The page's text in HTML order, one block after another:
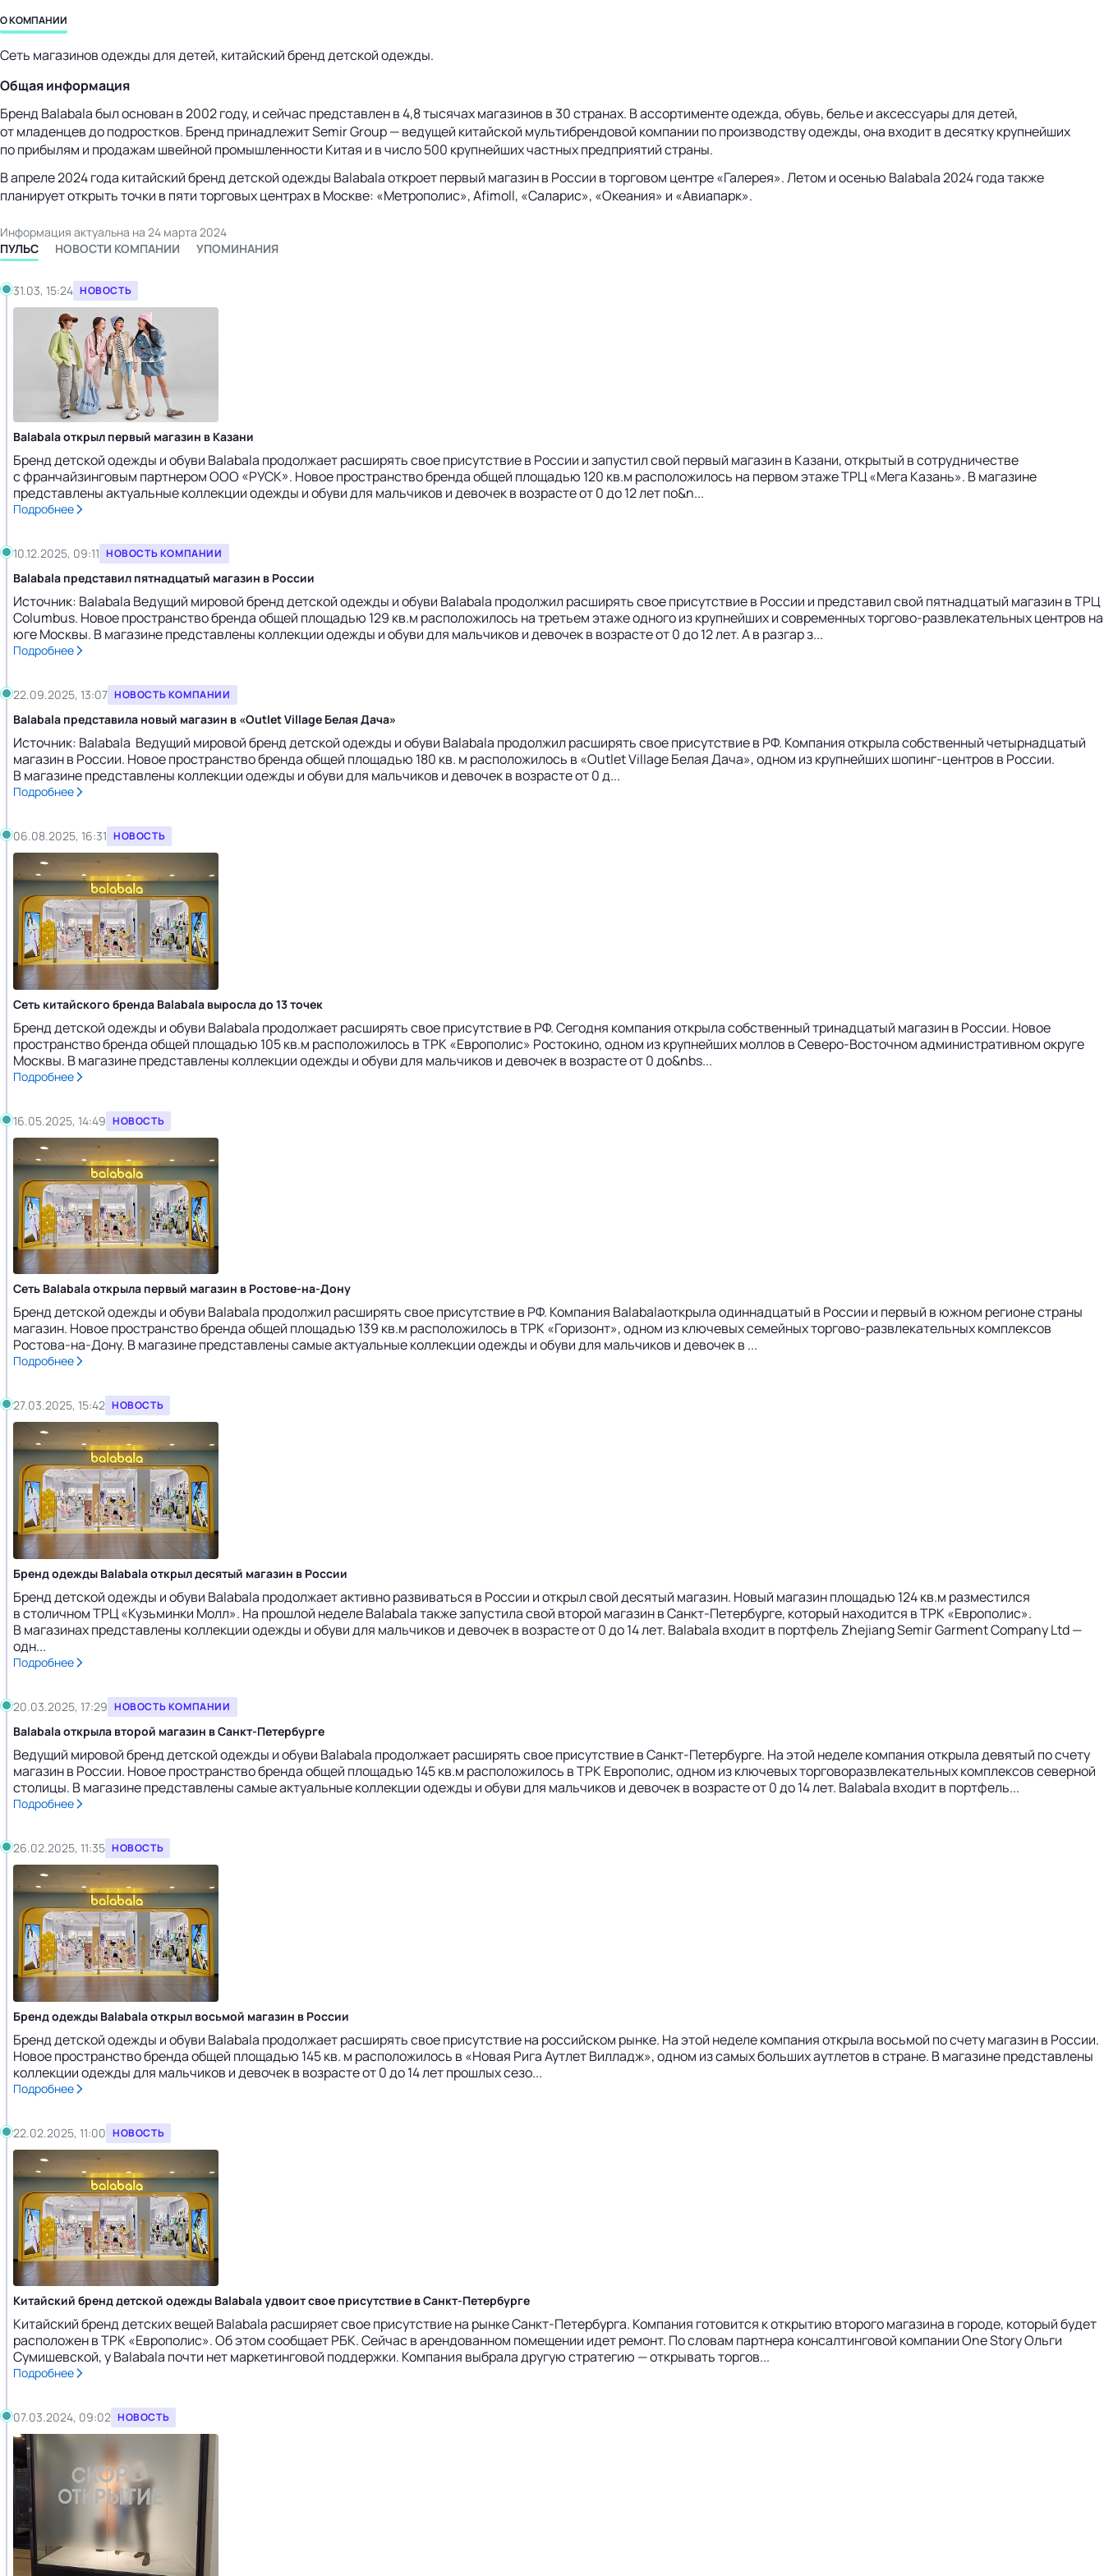
бизнес-центр
О КОМПАНИИ
Сеть магазинов одежды для детей, китайский бренд детской одежды.
Общая информация
Бренд Balabala был основан в 2002 году, и сейчас представлен в 4,8 тысячах магазинов в 30 странах. В ассортименте одежда, обувь, белье и аксессуары для детей,
от младенцев до подростков. Бренд принадлежит Semir Group — ведущей китайской мультибрендовой компании по производству одежды, она входит в десятку крупнейших
по прибылям и продажам швейной промышленности Китая и в число 500 крупнейших частных предприятий страны.
В апреле 2024 года китайский бренд детской одежды Balabala откроет первый магазин в России в торговом центре «Галерея». Летом и осенью Balabala 2024 года также
планирует открыть точки в пяти торговых центрах в Москве: «Метрополис», Afimoll, «Саларис», «Океания» и «Авиапарк».
Информация актуальна на 24 марта 2024
ПУЛЬС
НОВОСТИ КОМПАНИИ УПОМИНАНИЯ
31.03, 15:24 НОВОСТЬ
Balabala открыл первый магазин в Казани
Бренд детской одежды и обуви Balabala продолжает расширять свое присутствие в России и запустил свой первый магазин в Казани, открытый в сотрудничестве
с франчайзинговым партнером ООО «РУСК». Новое пространство бренда общей площадью 120 кв.м расположилось на первом этаже ТРЦ «Мега Казань». В магазине
представлены актуальные коллекции одежды и обуви для мальчиков и девочек в возрасте от 0 до 12 лет по&n...
Подробнее
10.12.2025, 09:11 НОВОСТЬ КОМПАНИИ
Balabala представил пятнадцатый магазин в России
Источник: Balabala Ведущий мировой бренд детской одежды и обуви Balabala продолжил расширять свое присутствие в России и представил свой пятнадцатый магазин в ТРЦ
Columbus. Новое пространство бренда общей площадью 129 кв.м расположилось на третьем этаже одного из крупнейших и современных торгово-развлекательных центров на
юге Москвы. В магазине представлены коллекции одежды и обуви для мальчиков и девочек в возрасте от 0 до 12 лет. А в разгар з...
Подробнее
22.09.2025, 13:07 НОВОСТЬ КОМПАНИИ
Balabala представила новый магазин в «Outlet Village Белая Дача»
Источник: Balabala Ведущий мировой бренд детской одежды и обуви Balabala продолжил расширять свое присутствие в РФ. Компания открыла собственный четырнадцатый
магазин в России. Новое пространство бренда общей площадью 180 кв. м расположилось в «Outlet Village Белая Дача», одном из крупнейших шопинг-центров в России.
В магазине представлены коллекции одежды и обуви для мальчиков и девочек в возрасте от 0 д...
Подробнее
06.08.2025, 16:31 НОВОСТЬ
Сеть китайского бренда Balabala выросла до 13 точек
Бренд детской одежды и обуви Balabala продолжает расширять свое присутствие в РФ. Сегодня компания открыла собственный тринадцатый магазин в России. Новое
пространство бренда общей площадью 105 кв.м расположилось в ТРК «Европолис» Ростокино, одном из крупнейших моллов в Северо-Восточном административном округе
Москвы. В магазине представлены коллекции одежды и обуви для мальчиков и девочек в возрасте от 0 до&nbs...
Подробнее
16.05.2025, 14:49 НОВОСТЬ
Сеть Balabala открыла первый магазин в Ростове-на-Дону
Бренд детской одежды и обуви Balabala продолжил расширять свое присутствие в РФ. Компания Balabalaоткрыла одиннадцатый в России и первый в южном регионе страны
магазин. Новое пространство бренда общей площадью 139 кв.м расположилось в ТРК «Горизонт», одном из ключевых семейных торгово-развлекательных комплексов
Ростова-на-Дону. В магазине представлены самые актуальные коллекции одежды и обуви для мальчиков и девочек в ...
Подробнее
27.03.2025, 15:42 НОВОСТЬ
Бренд одежды Balabala открыл десятый магазин в России
Бренд детской одежды и обуви Balabala продолжает активно развиваться в России и открыл свой десятый магазин. Новый магазин площадью 124 кв.м разместился
в столичном ТРЦ «Кузьминки Молл». На прошлой неделе Balabala также запустила свой второй магазин в Санкт-Петербурге, который находится в ТРК «Европолис».
В магазинах представлены коллекции одежды и обуви для мальчиков и девочек в возрасте от 0 до 14 лет. Balabala входит в портфель Zhejiang Semir Garment Company Ltd —
одн...
Подробнее
20.03.2025, 17:29 НОВОСТЬ КОМПАНИИ
Balabala открыла второй магазин в Санкт-Петербурге
Ведущий мировой бренд детской одежды и обуви Balabala продолжает расширять свое присутствие в Санкт-Петербурге. На этой неделе компания открыла девятый по счету
магазин в России. Новое пространство бренда общей площадью 145 кв.м расположилось в ТРК Европолис, одном из ключевых торговоразвлекательных комплексов северной
столицы. В магазине представлены самые актуальные коллекции одежды и обуви для мальчиков и девочек в возрасте от 0 до 14 лет. Balabala входит в портфель...
Подробнее
26.02.2025, 11:35 НОВОСТЬ
Бренд одежды Balabala открыл восьмой магазин в России
Бренд детской одежды и обуви Balabala продолжает расширять свое присутствие на российском рынке. На этой неделе компания открыла восьмой по счету магазин в России.
Новое пространство бренда общей площадью 145 кв. м расположилось в «Новая Рига Аутлет Вилладж», одном из самых больших аутлетов в стране. В магазине представлены
коллекции одежды для мальчиков и девочек в возрасте от 0 до 14 лет прошлых сезо...
Подробнее
22.02.2025, 11:00 НОВОСТЬ
Китайский бренд детской одежды Balabala удвоит свое присутствие в Санкт-Петербурге
Китайский бренд детских вещей Balabala расширяет свое присутствие на рынке Санкт-Петербурга. Компания готовится к открытию второго магазина в городе, который будет
расположен в ТРК «Европолис». Об этом сообщает РБК. Сейчас в арендованном помещении идет ремонт. По словам партнера консалтинговой компании One Story Ольги
Сумишевской, у Balabala почти нет маркетинговой поддержки. Компания выбрала другую стратегию — открывать торгов...
Подробнее
07.03.2024, 09:02 НОВОСТЬ